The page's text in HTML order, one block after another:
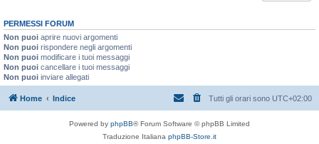
PERMESSI FORUM
Non puoi aprire nuovi argomenti
Non puoi rispondere negli argomenti
Non puoi modificare i tuoi messaggi
Non puoi cancellare i tuoi messaggi
Non puoi inviare allegati
Home Indice Tutti gli orari sono UTC+02:00
Powered by phpBB® Forum Software © phpBB Limited
Traduzione Italiana phpBB-Store.it